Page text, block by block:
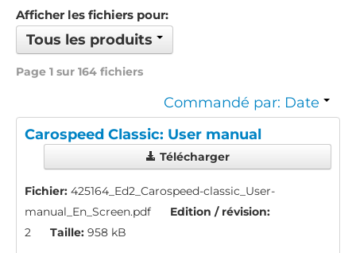
Afficher les fichiers pour:
Tous les produits
Page 1 sur 164 fichiers
Commandé par: Date
Carospeed Classic: User manual
Télécharger
Fichier: 425164_Ed2_Carospeed-classic_User-
manual_En_Screen.pdf
Edition / révision:
2
Taille: 958 kB